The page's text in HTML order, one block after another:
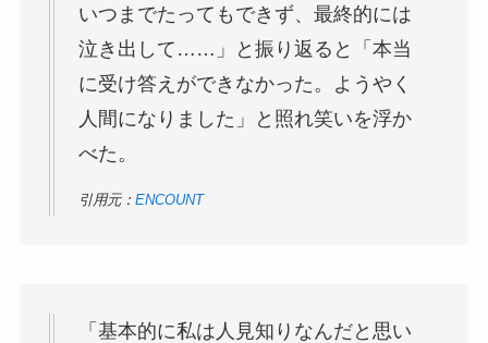
いつまでたってもできず、最終的には
泣き出して……」と振り返ると「本当
に受け答えができなかった。ようやく
人間になりました」と照れ笑いを浮か
べた。
引用元： ENCOUNT
「基本的に私は人見知りなんだと思い